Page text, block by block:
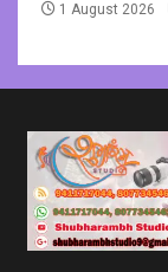
1 August 2026